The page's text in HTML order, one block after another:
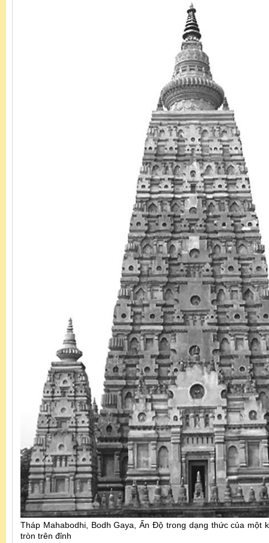
Tháp Mahabodhi, Bodh Gaya, Ấn Độ trong dạng thức của một
tròn trên đỉnh